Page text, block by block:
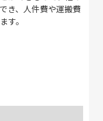
き、人件費や運搬費
す。